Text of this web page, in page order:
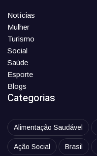
Notícias
Mulher
Turismo
Social
Saúde
Esporte
Blogs
Categorias
Alimentação Saudável
Ação Social Brasil